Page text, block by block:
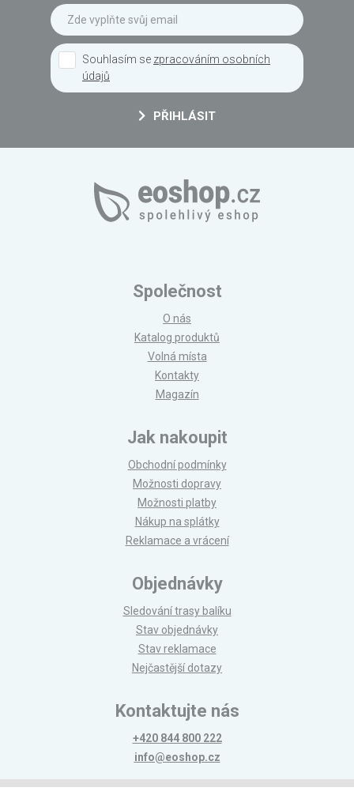
Souhlasím se zpracováním osobních
údajů
PŘIHLÁSIT
Společnost
O nás
Katalog produktů
Volná místa
Kontakty
Magazín
Jak nakoupit
Obchodní podmínky
Možnosti dopravy
Možnosti platby
Nákup na splátky
Reklamace a vrácení
Objednávky
Sledování trasy balíku
Stav objednávky
Stav reklamace
Nejčastější dotazy
Kontaktujte nás
+420 844 800 222
info@eoshop.cz